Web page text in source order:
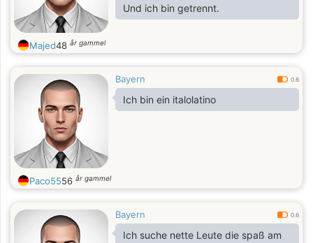
Und ich bin getrennt.
Majed48 år gammel
Bayern 0.6
Ich bin ein italolatino
Paco5556 år gammel
Bayern 0.6
Ich suche nette Leute die spaß am